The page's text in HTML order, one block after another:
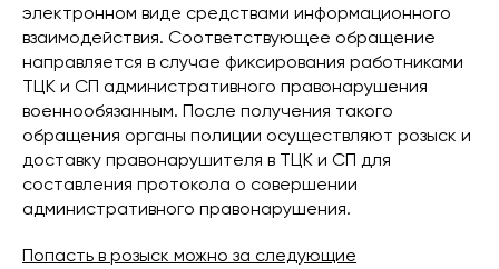
электронном виде средствами информационного
взаимодействия. Соответствующее обращение
направляется в случае фиксирования работниками
ТЦК и СП административного правонарушения
военнообязанным. После получения такого
обращения органы полиции осуществляют розыск и
доставку правонарушителя в ТЦК и СП для
составления протокола о совершении
административного правонарушения.
Попасть в розыск можно за следующие